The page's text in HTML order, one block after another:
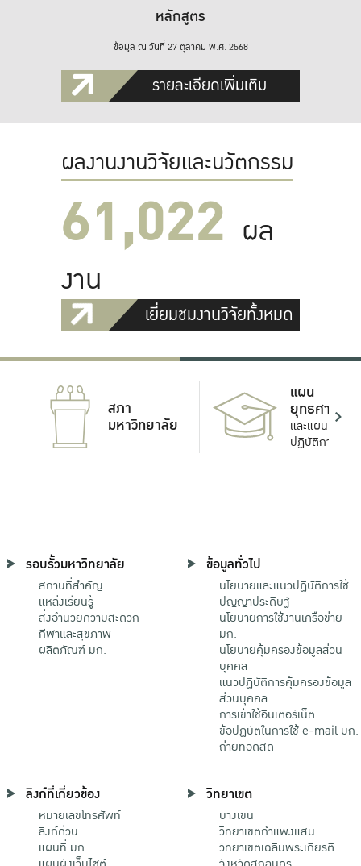
หลักสูตร
ข้อมูล ณ วันที่ 27 ตุลาคม พ.ศ. 2568
รายละเอียดเพิ่มเติม
ผลงานงานวิจัยและนวัตกรรม
61,022 ผล
งาน
เยี่ยมชมงานวิจัยทั้งหมด
สภา
มหาวิทยาลัย
แผน
ยุทธศาสตร์
และแผน
ปฏิบัติการ
รอบรั้วมหาวิทยาลัย
สถานที่สำคัญ
แหล่งเรียนรู้
สิ่งอำนวยความสะดวก
กีฬาและสุขภาพ
ผลิตภัณฑ์ มก.
ข้อมูลทั่วไป
นโยบายและแนวปฏิบัติการใช้
ปัญญาประดิษฐ์
นโยบายการใช้งานเครือข่าย
มก.
นโยบายคุ้มครองข้อมูลส่วน
บุคคล
แนวปฏิบัติการคุ้มครองข้อมูล
ส่วนบุคคล
การเข้าใช้อินเตอร์เน็ต
ข้อปฏิบัติในการใช้ e-mail มก.
ถ่ายทอดสด
ลิงก์ที่เกี่ยวข้อง
หมายเลขโทรศัพท์
ลิงก์ด่วน
แผนที่ มก.
วิทยาเขต
บางเขน
วิทยาเขตกําแพงแสน
วิทยาเขตเฉลิมพระเกียรติ